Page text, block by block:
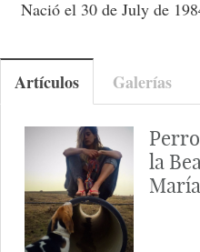
Nació el 30 de July de
Artículos Galerías
la